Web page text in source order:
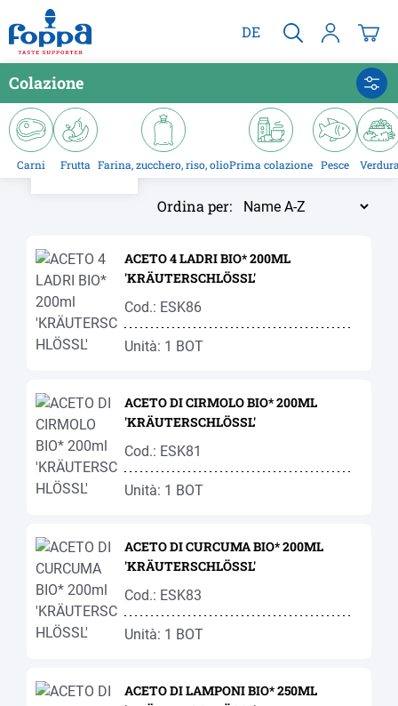
principale
DE
Colazione
Carni Frutta Farina, zucchero, riso, olioPrima colazione Pesce
Ordina per:
ACETO 4 LADRI BIO* 200ML
'KRÄUTERSCHLÖSSL'
Cod.: ESK86
Unità: 1 BOT
ACETO DI CIRMOLO BIO* 200ML
'KRÄUTERSCHLÖSSL'
Cod.: ESK81
Unità: 1 BOT
ACETO DI CURCUMA BIO* 200ML
'KRÄUTERSCHLÖSSL'
Cod.: ESK83
Unità: 1 BOT
ACETO DI LAMPONI BIO* 250ML